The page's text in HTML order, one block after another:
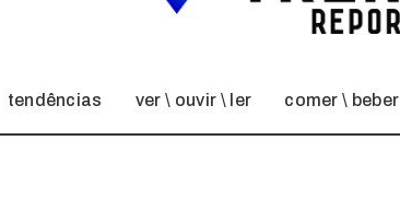
tendências ver \ ouvir \ ler comer \ beber